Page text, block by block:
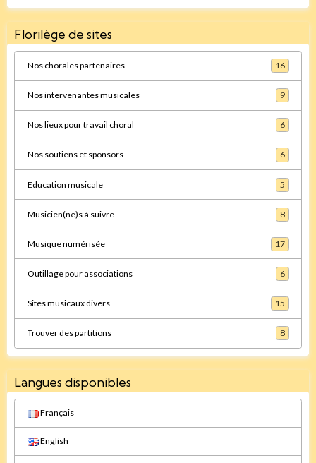
Florilège de sites
Nos chorales partenaires 16
Nos intervenantes musicales 9
Nos lieux pour travail choral 6
Nos soutiens et sponsors 6
Education musicale 5
Musicien(ne)s à suivre 8
Musique numérisée 17
Outillage pour associations 6
Sites musicaux divers 15
Trouver des partitions 8
Langues disponibles
Français
English